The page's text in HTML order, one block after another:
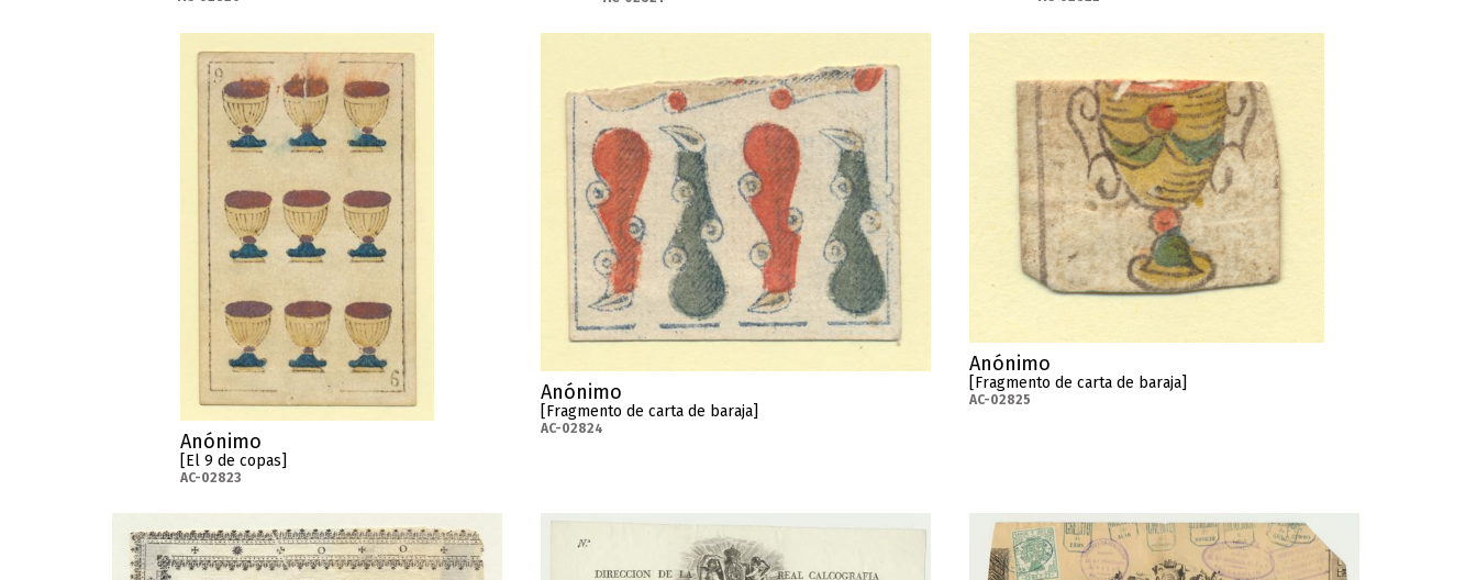
Anónimo
[El 9 de copas]
AC-02823
Anónimo
[Fragmento de carta de baraja]
AC-02824
Anónimo
[Fragmento de carta de baraja]
AC-02825